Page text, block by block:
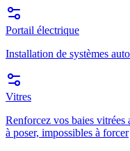
Portail électrique
Installation de systèmes
Vitres
Renforcez vos baies vitrées
à poser, impossibles à forcer